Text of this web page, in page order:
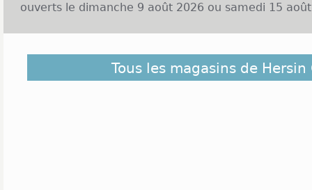
ouverts le dimanche 9 août 2026 ou samedi 15
Découvrez dans la liste ci-dessous les magasins
Coupigny et ceux situés à proximité. Ils sont
Tous les magasins de